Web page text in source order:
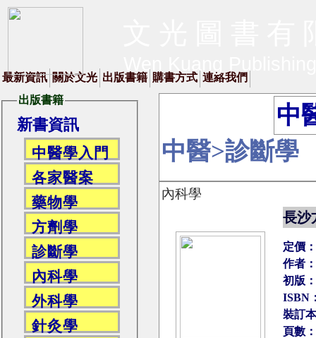
Wen Kuang
最新資訊 關於文光 出版書籍 購書方式 連絡我們
出版書籍
新書資訊
中醫學入門
各家醫案
藥物學
方劑學
診斷學
內科學
外科學
針灸學
中
中醫>診斷學
內科學
長沙
定價
作者
初版
ISBN
裝訂
頁數